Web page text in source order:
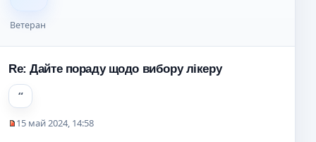
Ветеран
Re: Дайте пораду щодо вибору лікеру
15 май 2024, 14:58